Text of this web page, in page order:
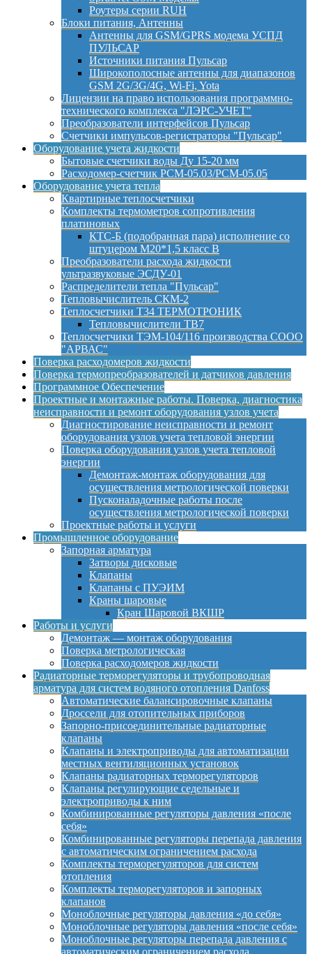
Роутеры серии RUH
Блоки питания, Антенны
Антенны для GSM/GPRS модема УСПД
ПУЛЬСАР
Источники питания Пульсар
Широкополосные антенны для диапазонов
GSM 2G/3G/4G, Wi-Fi, Yota
Лицензии на право использования программно-
технического комплекса "ЛЭРС-УЧЕТ"
Преобразователи интерфейсов Пульсар
Счетчики импульсов-регистраторы "Пульсар"
Оборудование учета жидкости
Бытовые счетчики воды Ду 15-20 мм
Расходомер-счетчик РСМ-05.03/РСМ-05.05
Оборудование учета тепла
Квартирные теплосчетчики
Комплекты термометров сопротивления
платиновых
КТС-Б (подобранная пара) исполнение со
штуцером М20*1,5 класс B
Преобразователи расхода жидкости
ультразвуковые ЭСДУ-01
Распределители тепла "Пульсар"
Тепловычислитель СКМ-2
Теплосчетчики Т34 ТЕРМОТРОНИК
Тепловычислители ТВ7
Теплосчетчики ТЭМ-104/116 производства СООО
"АРВАС"
Поверка расходомеров жидкости
Поверка термопреобразователей и датчиков давления
Программное Обеспечение
Проектные и монтажные работы. Поверка, диагностика
неисправности и ремонт оборудования узлов учета
Диагностирование неисправности и ремонт
оборудования узлов учета тепловой энергии
Поверка оборудования узлов учета тепловой
энергии
Демонтаж-монтаж оборудования для
осуществления метрологической поверки
Пусконаладочные работы после
осуществления метрологической поверки
Проектные работы и услуги
Промышленное оборудование
Запорная арматура
Затворы дисковые
Клапаны
Клапаны с ПУЭИМ
Краны шаровые
Кран Шаровой ВКШР
Работы и услуги
Демонтаж — монтаж оборудования
Поверка метрологическая
Поверка расходомеров жидкости
Радиаторные терморегуляторы и трубопроводная
арматура для систем водяного отопления Danfoss
Автоматические балансировочные клапаны
Дроссели для отопительных приборов
Запорно-присоединительные радиаторные
клапаны
Клапаны и электроприводы для автоматизации
местных вентиляционных установок
Клапаны радиаторных терморегуляторов
Клапаны регулирующие седельные и
электроприводы к ним
Комбинированные регуляторы давления «после
себя»
Комбинированные регуляторы перепада давления
с автоматическим ограничением расхода
Комплекты терморегуляторов для систем
отопления
Комплекты терморегуляторов и запорных
клапанов
Моноблочные регуляторы давления «до себя»
Моноблочные регуляторы давления «после себя»
Моноблочные регуляторы перепада давления с
автоматическим ограничением расхода